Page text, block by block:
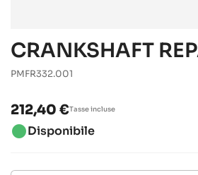
CRANKSHAFT
PMFR332.001
212,40 €Tasse incluse
brightness_1Disponibile